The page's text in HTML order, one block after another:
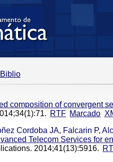
Biblio
composition of convergent
RTF Marcado
Cordoba JA, Falcarin P,
Telecom Services for
2014;41(13):5916.